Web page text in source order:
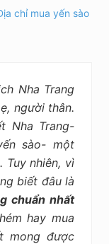
chỉ mua yến sào
Nha Trang
người thân.
Nha Trang-
sào- một
Tuy nhiên, vì
biết đâu là
chuẩn nhất
hay mua
mong được